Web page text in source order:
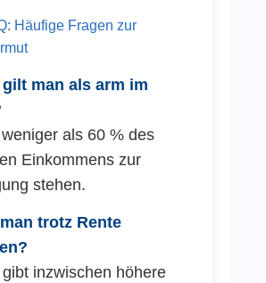
Häufige Fragen zur
gilt man als arm im
als 60 % des
Einkommens zur
stehen.
trotz Rente
inzwischen höhere